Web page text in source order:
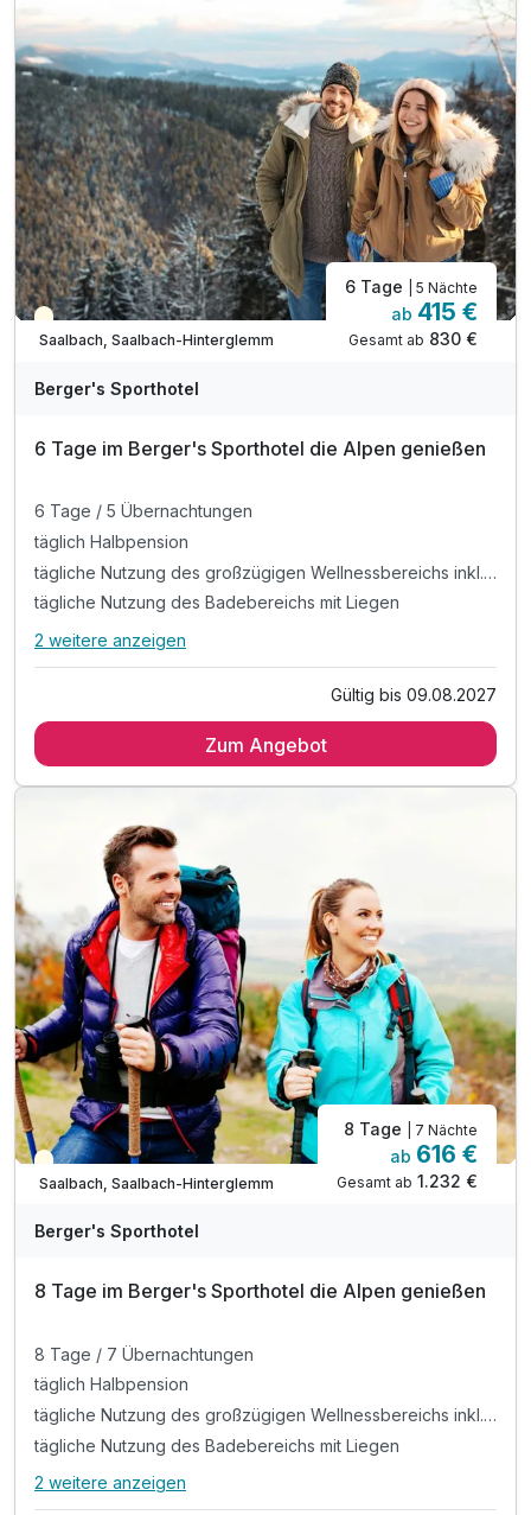
Nutzung der Seilbahnen, Minigolfanlagen und weitere
Ermäßigungen im Rahmen der "JOKER CARD"
WLAN-Nutzung
Teilweise ausgelastet
Saalbach, Saalbach-Hinterglemm
6 Tage | 5 Nächte
ab 415 €
Gesamt ab 830 €
Berger's Sporthotel
6 Tage im Berger's Sporthotel die Alpen genießen
6 Tage / 5 Übernachtungen
täglich Halbpension
tägliche Nutzung des großzügigen Wellnessbereichs inkl. Sauna. Erlebnisdusche und Dampfbad
tägliche Nutzung des Badebereichs mit Liegen
Alle Inklusivleistungen
tägliche Nutzung des Badebereichs mit Liegen
Nutzung der Seilbahnen, Minigolfanlagen und weitere
Ermäßigungen im Rahmen der "JOKER CARD"
WLAN-Nutzung
2 weitere anzeigen
Gültig bis 09.08.2027
Zum Angebot
Teilweise ausgelastet
Saalbach, Saalbach-Hinterglemm
8 Tage | 7 Nächte
ab 616 €
Gesamt ab 1.232 €
Berger's Sporthotel
8 Tage im Berger's Sporthotel die Alpen genießen
8 Tage / 7 Übernachtungen
täglich Halbpension
tägliche Nutzung des großzügigen Wellnessbereichs inkl. Sauna. Erlebnisdusche und Dampfbad
tägliche Nutzung des Badebereichs mit Liegen
Alle Inklusivleistungen
2 weitere anzeigen